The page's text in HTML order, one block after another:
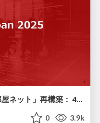
“後発優位”で挑んだ 「いい部屋ネット」再構築： 4年間のAWS移行で実現した成果とその舞台裏
0 3.9k